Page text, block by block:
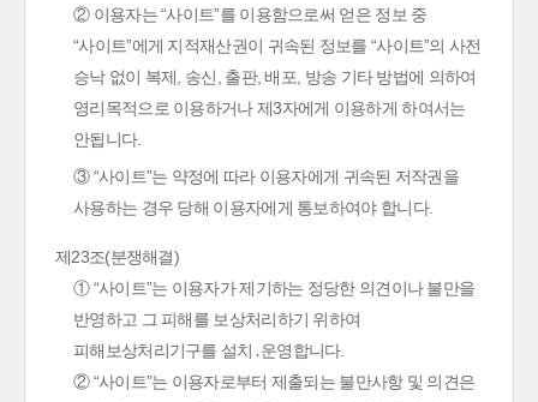
② 이용자는 “사이트”를 이용함으로써 얻은 정보 중
“사이트”에게 지적재산권이 귀속된 정보를 “사이트”의 사전
승낙 없이 복제, 송신, 출판, 배포, 방송 기타 방법에 의하여
영리목적으로 이용하거나 제3자에게 이용하게 하여서는
안됩니다.
③ “사이트”는 약정에 따라 이용자에게 귀속된 저작권을
사용하는 경우 당해 이용자에게 통보하여야 합니다.
제23조(분쟁해결)
① “사이트”는 이용자가 제기하는 정당한 의견이나 불만을
반영하고 그 피해를 보상처리하기 위하여
피해보상처리기구를 설치․운영합니다.
② “사이트”는 이용자로부터 제출되는 불만사항 및 의견은